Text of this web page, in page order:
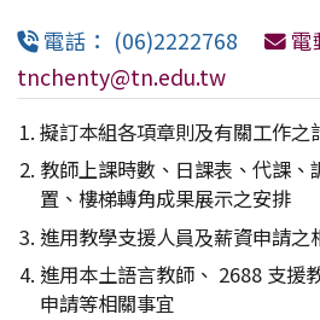
電話： (06)2222768
電
tnchenty@tn.edu.tw
擬訂本組各項章則及有關工作之
教師上課時數、日課表、代課
置、樓梯轉角成果展示之安排
進用教學支援人員及薪資申請之
進用本土語言教師、 2688 支援
申請等相關事宜